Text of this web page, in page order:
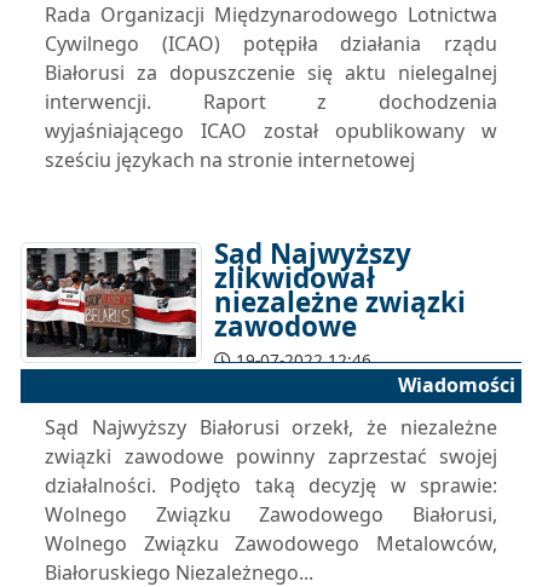
Rada Organizacji Międzynarodowego Lotnictwa
Cywilnego (ICAO) potępiła działania rządu
Białorusi za dopuszczenie się aktu nielegalnej
interwencji. Raport z dochodzenia
wyjaśniającego ICAO został opublikowany w
sześciu językach na stronie internetowej
Sąd Najwyższy
zlikwidował
niezależne związki
zawodowe
19-07-2022 12:46
Wiadomości
Sąd Najwyższy Białorusi orzekł, że niezależne
związki zawodowe powinny zaprzestać swojej
działalności. Podjęto taką decyzję w sprawie:
Wolnego Związku Zawodowego Białorusi,
Wolnego Związku Zawodowego Metalowców,
Białoruskiego Niezależnego...